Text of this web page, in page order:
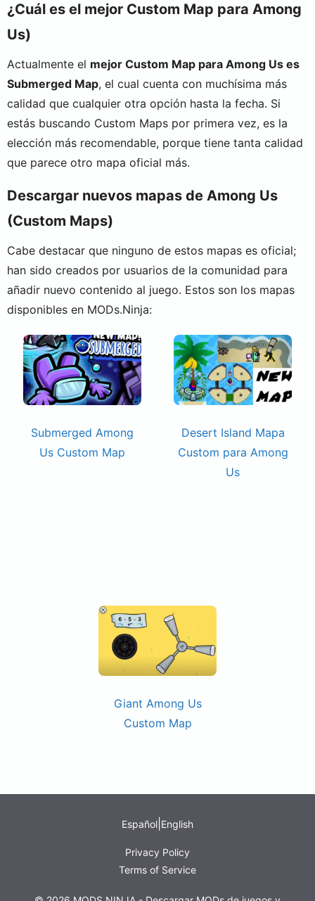
¿Cuál es el mejor Custom Map para Among
Us)
Actualmente el mejor Custom Map para Among Us es
Submerged Map, el cual cuenta con muchísima más
calidad que cualquier otra opción hasta la fecha. Si
estás buscando Custom Maps por primera vez, es la
elección más recomendable, porque tiene tanta calidad
que parece otro mapa oficial más.
Descargar nuevos mapas de Among Us
(Custom Maps)
Cabe destacar que ninguno de estos mapas es oficial;
han sido creados por usuarios de la comunidad para
añadir nuevo contenido al juego. Estos son los mapas
disponibles en MODs.Ninja:
Submerged Among
Us Custom Map
Desert Island Mapa
Custom para Among
Us
Giant Among Us
Custom Map
Español English
Privacy Policy
Terms of Service